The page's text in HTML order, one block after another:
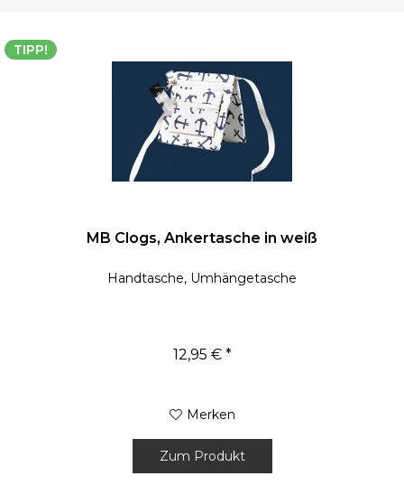
TIPP!
MB Clogs, Ankertasche in weiß
Handtasche, Umhängetasche
12,95 € *
Merken
Zum Produkt